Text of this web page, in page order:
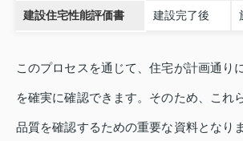
建設住宅性能評価書 建設完了後
このプロセスを通じて、住宅が計画通り
を確実に確認できます。そのため、これ
品質を確認するための重要な資料となり